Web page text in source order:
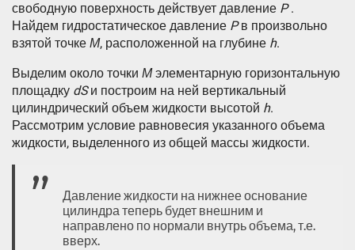
свободную поверхность действует давление P.
Найдем гидростатическое давление Pв произвольно
взятой точке М, расположенной на глубине h.
Выделим около точки Мэлементарную горизонтальную
площадку dSи построим на ней вертикальный
цилиндрический объем жидкости высотой h.
Рассмотрим условие равновесия указанного объема
жидкости, выделенного из общей массы жидкости.
Давление жидкости на нижнее основание
цилиндра теперь будет внешним и
направлено по нормали внутрь объема, т.е.
вверх.